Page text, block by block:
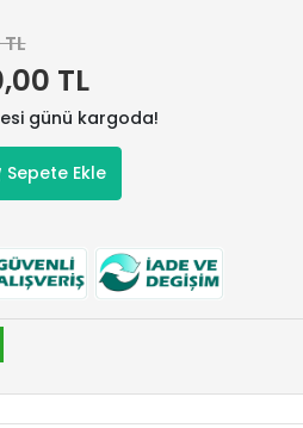
TL
günü kargoda!
Sepete Ekle